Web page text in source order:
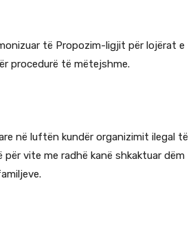
të Propozim-ligjit për lojërat e
procedurë të mëtejshme.
në luftën kundër organizimit ilegal të
vite me radhë kanë shkaktuar dëm